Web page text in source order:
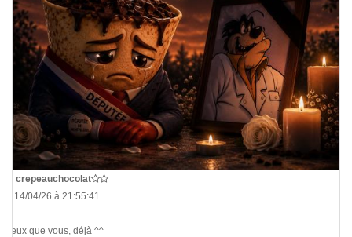
crepeauchocolat
Le 14/04/26 à 21:55:41
Mieux que vous, déjà ^^